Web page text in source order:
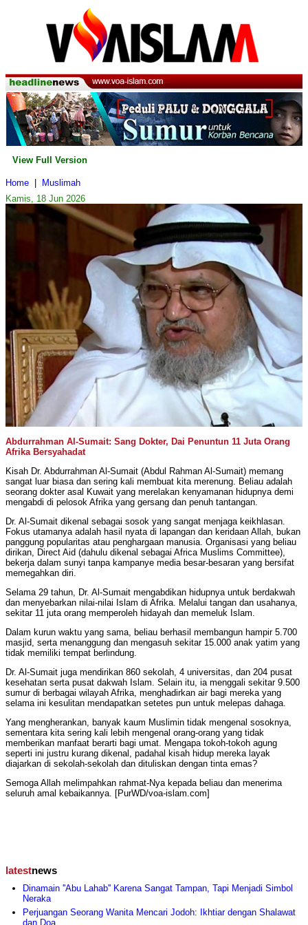
View Full Version
Home
Muslimah
Kamis, 18 Jun 2026
Abdurrahman Al-Sumait: Sang Dokter, Dai Penuntun 11 Juta Orang
Afrika Bersyahadat
Kisah Dr. Abdurrahman Al-Sumait (Abdul Rahman Al-Sumait) memang
sangat luar biasa dan sering kali membuat kita merenung. Beliau adalah
seorang dokter asal Kuwait yang merelakan kenyamanan hidupnya demi
mengabdi di pelosok Afrika yang gersang dan penuh tantangan.
Dr. Al-Sumait dikenal sebagai sosok yang sangat menjaga keikhlasan.
Fokus utamanya adalah hasil nyata di lapangan dan keridaan Allah, bukan
panggung popularitas atau penghargaan manusia. Organisasi yang beliau
dirikan, Direct Aid (dahulu dikenal sebagai Africa Muslims Committee),
bekerja dalam sunyi tanpa kampanye media besar-besaran yang bersifat
memegahkan diri.
Selama 29 tahun, Dr. Al-Sumait mengabdikan hidupnya untuk berdakwah
dan menyebarkan nilai-nilai Islam di Afrika. Melalui tangan dan usahanya,
sekitar 11 juta orang memperoleh hidayah dan memeluk Islam.
Dalam kurun waktu yang sama, beliau berhasil membangun hampir 5.700
masjid, serta menanggung dan mengasuh sekitar 15.000 anak yatim yang
tidak memiliki tempat berlindung.
Dr. Al-Sumait juga mendirikan 860 sekolah, 4 universitas, dan 204 pusat
kesehatan serta pusat dakwah Islam. Selain itu, ia menggali sekitar 9.500
sumur di berbagai wilayah Afrika, menghadirkan air bagi mereka yang
selama ini kesulitan mendapatkan setetes pun untuk melepas dahaga.
Yang mengherankan, banyak kaum Muslimin tidak mengenal sosoknya,
sementara kita sering kali lebih mengenal orang-orang yang tidak
memberikan manfaat berarti bagi umat. Mengapa tokoh-tokoh agung
seperti ini justru kurang dikenal, padahal kisah hidup mereka layak
diajarkan di sekolah-sekolah dan dituliskan dengan tinta emas?
Semoga Allah melimpahkan rahmat-Nya kepada beliau dan menerima
seluruh amal kebaikannya. [PurWD/voa-islam.com]
latestnews
Dinamain ''Abu Lahab'' Karena Sangat Tampan, Tapi Menjadi Simbol
Neraka
Perjuangan Seorang Wanita Mencari Jodoh: Ikhtiar dengan Shalawat
dan Doa